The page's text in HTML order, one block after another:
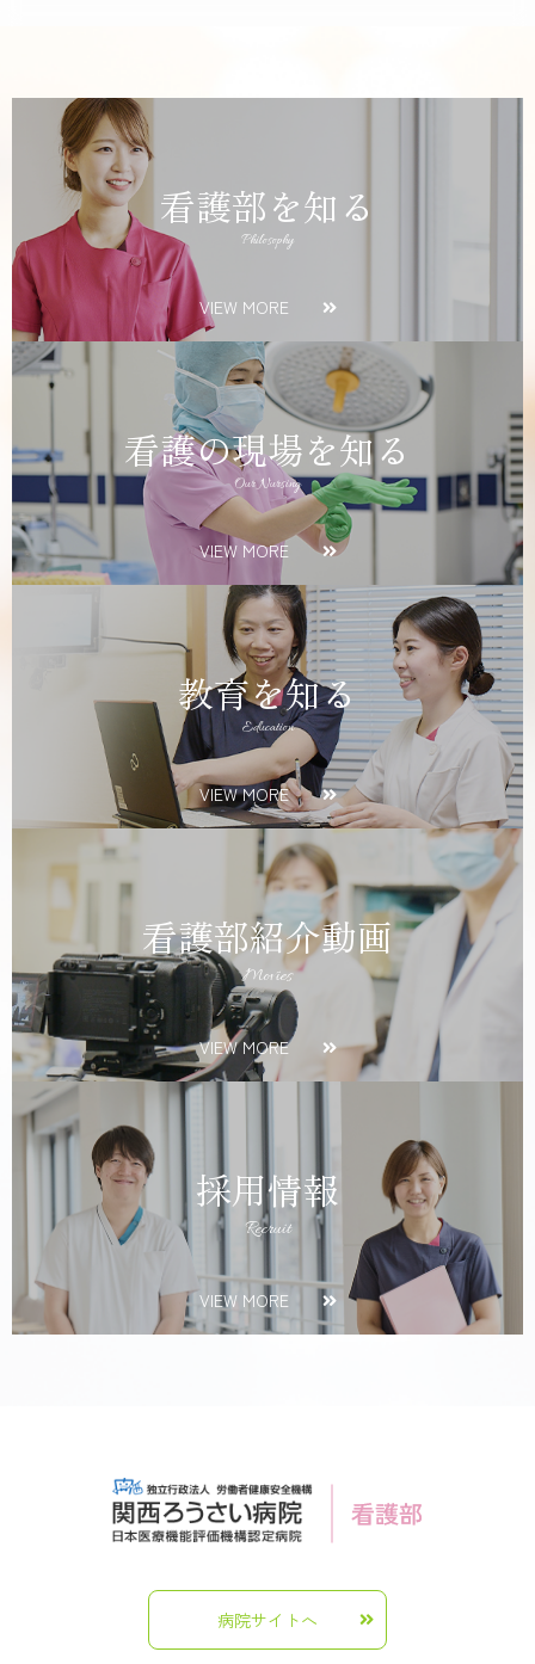
看護部を知る
Philosophy
VIEW MORE
看護の現場を知る
Our Nursing
VIEW MORE
教育を知る
Education
VIEW MORE
看護部紹介動画
Movies
VIEW MORE
採用情報
Recruit
VIEW MORE
病院サイトへ